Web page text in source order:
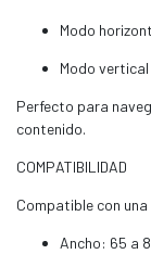
Modo
Modo
Perfecto para
contenido.
COMPATIBILIDAD
Compatible con
Ancho: 65 a